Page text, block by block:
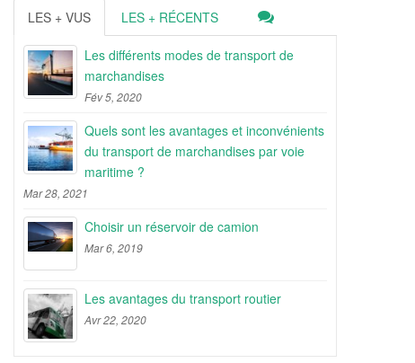
LES + VUS LES + RÉCENTS
Les différents modes de transport de
marchandises
Fév 5, 2020
Quels sont les avantages et inconvénients
du transport de marchandises par voie
maritime ?
Mar 28, 2021
Choisir un réservoir de camion
Mar 6, 2019
Les avantages du transport routier
Avr 22, 2020